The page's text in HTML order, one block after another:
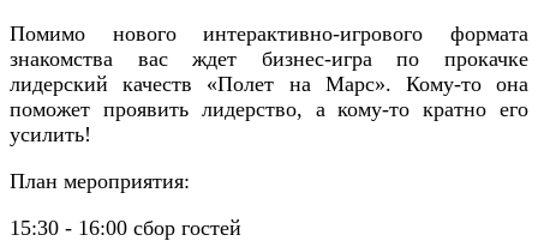
Помимо нового интерактивно-игрового формата
знакомства вас ждет бизнес-игра по прокачке
лидерский качеств «Полет на Марс». Кому-то она
поможет проявить лидерство, а кому-то кратно его
усилить!
План мероприятия:
15:30 - 16:00 сбор гостей